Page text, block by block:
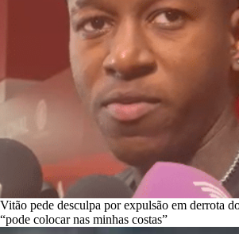
Vitão pede desculpa por expulsão em derrota
“pode colocar nas minhas costas”